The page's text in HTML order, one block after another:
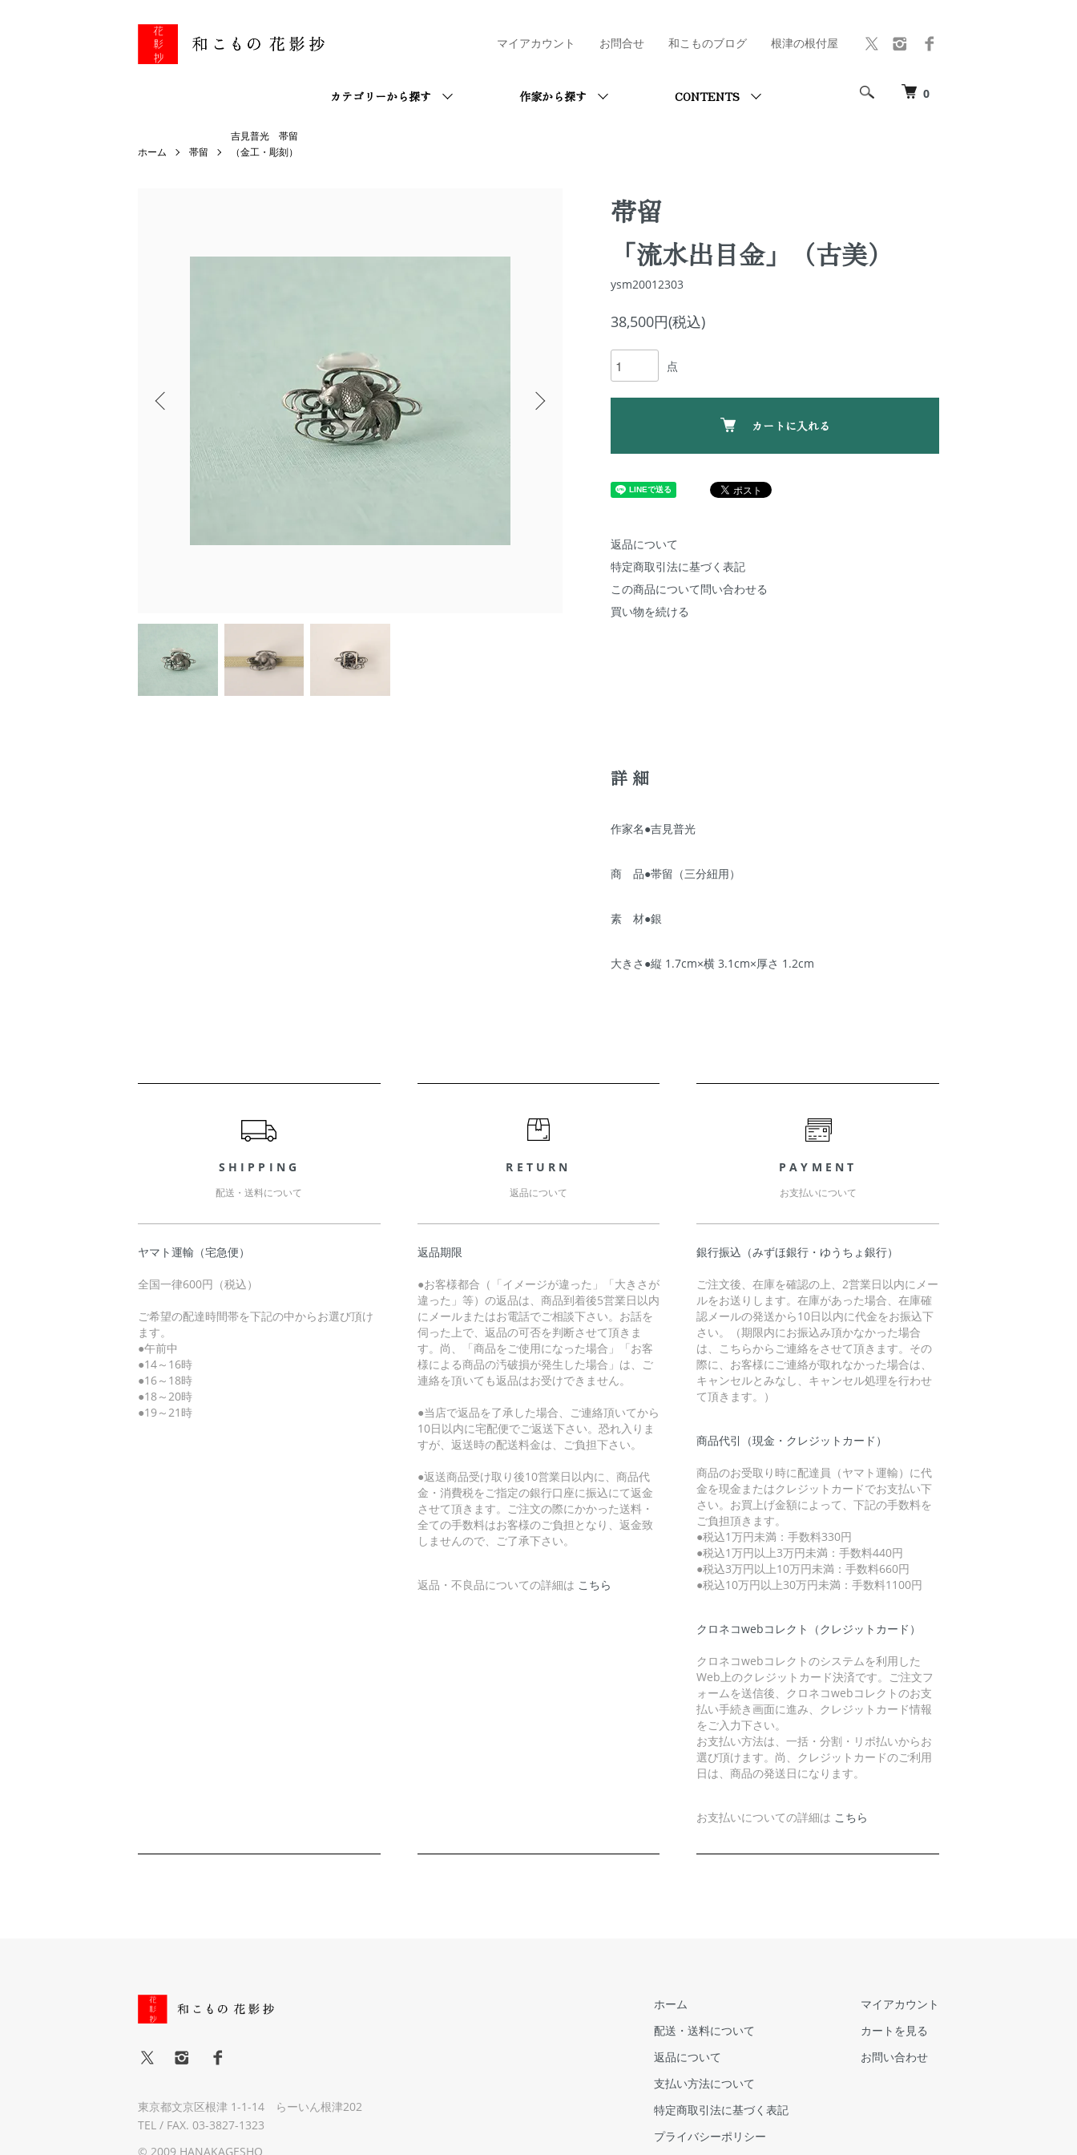
0
カテゴリーから探す 作家から探す CONTENTS
マイアカウント お問合せ 和こものブログ 根津の根付屋
ホーム 帯留
吉見普光 帯留
（金工・彫刻）
帯留
「流水出目金」（古美）
ysm20012303
38,500円(税込)
点
カートに入れる
返品について
特定商取引法に基づく表記
この商品について問い合わせる
買い物を続ける
詳細
作家名●吉見普光
商 品●帯留（三分紐用）
素 材●銀
大きさ●縦 1.7cm×横 3.1cm×厚さ 1.2cm
SHIPPING
配送・送料について
ヤマト運輸（宅急便）
全国一律600円（税込）
ご希望の配達時間帯を下記の中からお選び頂け
ます。
●午前中
●14～16時
●16～18時
●18～20時
●19～21時
RETURN
返品について
返品期限
●お客様都合（「イメージが違った」「大きさが
違った」等）の返品は、商品到着後5営業日以内
にメールまたはお電話でご相談下さい。お話を
伺った上で、返品の可否を判断させて頂きま
す。尚、「商品をご使用になった場合」「お客
様による商品の汚破損が発生した場合」は、ご
連絡を頂いても返品はお受けできません。
●当店で返品を了承した場合、ご連絡頂いてから
10日以内に宅配便でご返送下さい。恐れ入りま
すが、返送時の配送料金は、ご負担下さい。
●返送商品受け取り後10営業日以内に、商品代
金・消費税をご指定の銀行口座に振込にて返金
させて頂きます。ご注文の際にかかった送料・
全ての手数料はお客様のご負担となり、返金致
しませんので、ご了承下さい。
返品・不良品についての詳細は こちら
PAYMENT
お支払いについて
銀行振込（みずほ銀行・ゆうちょ銀行）
ご注文後、在庫を確認の上、2営業日以内にメー
ルをお送りします。在庫があった場合、在庫確
認メールの発送から10日以内に代金をお振込下
さい。（期限内にお振込み頂かなかった場合
は、こちらからご連絡をさせて頂きます。その
際に、お客様にご連絡が取れなかった場合は、
キャンセルとみなし、キャンセル処理を行わせ
て頂きます。）
商品代引（現金・クレジットカード）
商品のお受取り時に配達員（ヤマト運輸）に代
金を現金またはクレジットカードでお支払い下
さい。お買上げ金額によって、下記の手数料を
ご負担頂きます。
●税込1万円未満：手数料330円
●税込1万円以上3万円未満：手数料440円
●税込3万円以上10万円未満：手数料660円
●税込10万円以上30万円未満：手数料1100円
クロネコwebコレクト（クレジットカード）
クロネコwebコレクトのシステムを利用した
Web上のクレジットカード決済です。ご注文フ
ォームを送信後、クロネコwebコレクトのお支
払い手続き画面に進み、クレジットカード情報
をご入力下さい。
お支払い方法は、一括・分割・リボ払いからお
選び頂けます。尚、クレジットカードのご利用
日は、商品の発送日になります。
お支払いについての詳細は こちら
東京都文京区根津 1-1-14 らーいん根津202
TEL / FAX. 03-3827-1323
© 2009 HANAKAGESHO
ホーム
配送・送料について
返品について
支払い方法について
特定商取引法に基づく表記
プライバシーポリシー
マイアカウント
カートを見る
お問い合わせ